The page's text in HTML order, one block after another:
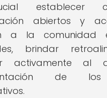
establecer
abiertos y
a la comunidad
brindar
activamente al
de los